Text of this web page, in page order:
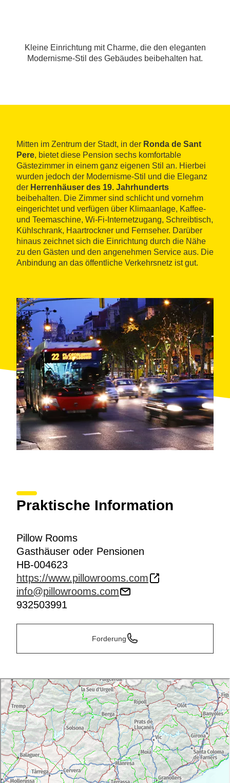
Kleine Einrichtung mit Charme, die den eleganten
Modernisme-Stil des Gebäudes beibehalten hat.
Mitten im Zentrum der Stadt, in der Ronda de Sant
Pere, bietet diese Pension sechs komfortable
Gästezimmer in einem ganz eigenen Stil an. Hierbei
wurden jedoch der Modernisme-Stil und die Eleganz
der Herrenhäuser des 19. Jahrhunderts
beibehalten. Die Zimmer sind schlicht und vornehm
eingerichtet und verfügen über Klimaanlage, Kaffee-
und Teemaschine, Wi-Fi-Internetzugang, Schreibtisch,
Kühlschrank, Haartrockner und Fernseher. Darüber
hinaus zeichnet sich die Einrichtung durch die Nähe
zu den Gästen und den angenehmen Service aus. Die
Anbindung an das öffentliche Verkehrsnetz ist gut.
Praktische Information
Pillow Rooms
Gasthäuser oder Pensionen
HB-004623
https://www.pillowrooms.com
info@pillowrooms.com
932503991
Forderung